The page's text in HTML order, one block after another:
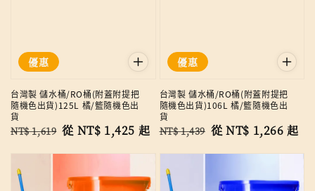
優惠
台灣製 儲水桶/RO桶(附蓋附提把
隨機色出貨)125L 橘/籃隨機色出
貨
Regular
NT$ 1,619 Sale
從 NT$ 1,425 起
優惠
台灣製 儲水桶/RO桶(附蓋附提把
隨機色出貨)106L 橘/籃隨機色出
貨
Regular
NT$ 1,439 Sale
從NT$ 1,266 起